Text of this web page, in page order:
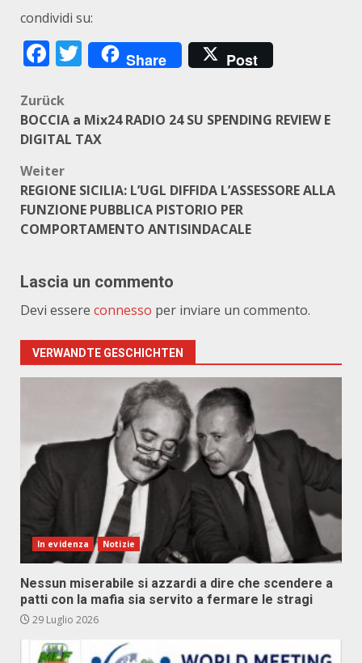
condividi su:
Facebook
Twitter
Share Post
Beitragsnavigation
Zurück
BOCCIA a Mix24 RADIO 24 SU SPENDING REVIEW E
DIGITAL TAX
Weiter
REGIONE SICILIA: L’UGL DIFFIDA L’ASSESSORE ALLA
FUNZIONE PUBBLICA PISTORIO PER
COMPORTAMENTO ANTISINDACALE
Lascia un commento
Devi essere connesso per inviare un commento.
VERWANDTE GESCHICHTEN
In evidenza Notizie
Nessun miserabile si azzardi a dire che scendere a
patti con la mafia sia servito a fermare le stragi
29 Luglio 2026